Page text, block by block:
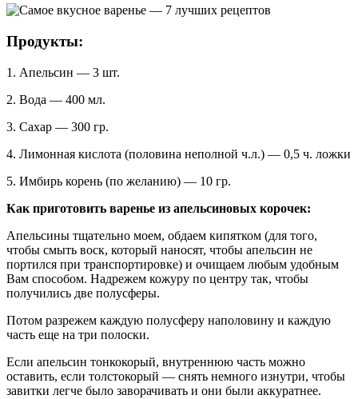
Продукты:
1. Апельсин — 3 шт.
2. Вода — 400 мл.
3. Сахар — 300 гр.
4. Лимонная кислота (половина неполной ч.л.) — 0,5 ч. ложки
5. Имбирь корень (по желанию) — 10 гр.
Как приготовить варенье из апельсиновых корочек:
Апельсины тщательно моем, обдаем кипятком (для того,
чтобы смыть воск, который наносят, чтобы апельсин не
портился при транспортировке) и очищаем любым удобным
Вам способом. Надрежем кожуру по центру так, чтобы
получились две полусферы.
Потом разрежем каждую полусферу наполовину и каждую
часть еще на три полоски.
Если апельсин тонкокорый, внутреннюю часть можно
оставить, если толстокорый — снять немного изнутри, чтобы
завитки легче было заворачивать и они были аккуратнее.